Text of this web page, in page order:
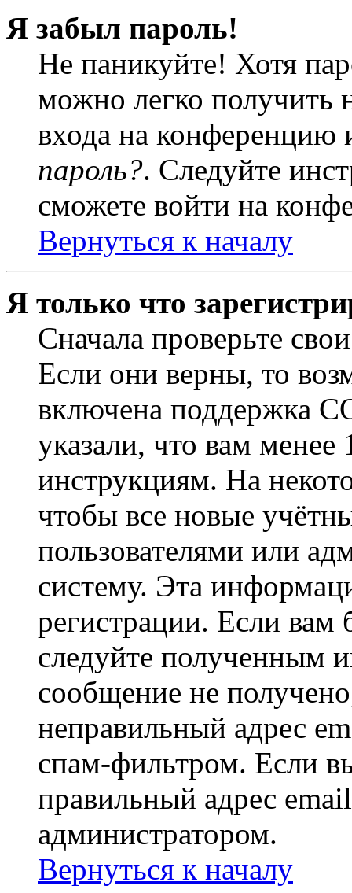
Я забыл пароль!
Не паникуйте! Хотя
можно легко получить
входа на
пароль?. Следуйте
сможете войти на
Вернуться к началу
Я только что
Сначала проверьте
Если они верны, то
включена поддержка
указали, что вам
инструкциям. На
чтобы все новые
пользователями или
систему. Эта
регистрации. Если
следуйте полученным
сообщение не
неправильный адрес
спам-фильтром. Если
правильный адрес
администратором.
Вернуться к началу